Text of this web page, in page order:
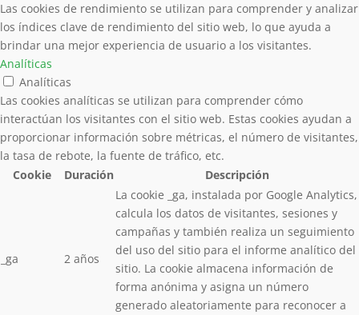
Las cookies de rendimiento se utilizan para comprender y analizar
los índices clave de rendimiento del sitio web, lo que ayuda a
brindar una mejor experiencia de usuario a los visitantes.
Analíticas
Analíticas
Las cookies analíticas se utilizan para comprender cómo
interactúan los visitantes con el sitio web. Estas cookies ayudan a
proporcionar información sobre métricas, el número de visitantes,
la tasa de rebote, la fuente de tráfico, etc.
Cookie
Duración Descripción
_ga 2 años
La cookie _ga, instalada por Google Analytics,
calcula los datos de visitantes, sesiones y
campañas y también realiza un seguimiento
del uso del sitio para el informe analítico del
sitio. La cookie almacena información de
forma anónima y asigna un número
generado aleatoriamente para reconocer a